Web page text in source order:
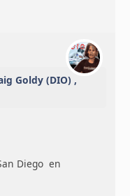
Goldy (DIO) ,
Diego en